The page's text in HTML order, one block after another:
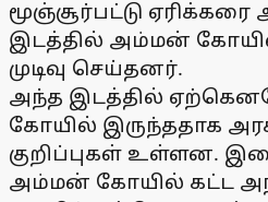
மூஞ்சூர்பட்டு ஏரிக்கரை
இடத்தில் அம்மன்
முடிவு செய்தனர்.
அந்த இடத்தில்
கோயில் இருந்ததாக
குறிப்புகள் உள்ளன.
அம்மன் கோயில் கட்ட